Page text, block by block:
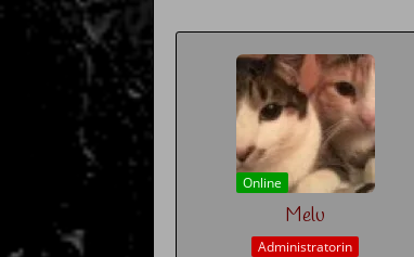
Online
Melu
Administratorin